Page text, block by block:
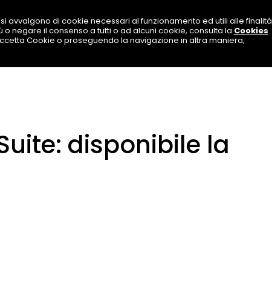
PRODOTTI BEST TOOL LAVORA CON NOI
disponibile la
avvalgono di cookie necessari al funzionamento ed utili alle finalità
negare il consenso a tutti o ad alcuni cookie, consulta la Cookies
Cookie o proseguendo la navigazione in altra maniera,